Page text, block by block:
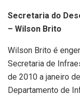
Secretaria do
– Wilson Brito
Wilson Brito é
Secretaria de
de 2010 a janeiro
Departamento de